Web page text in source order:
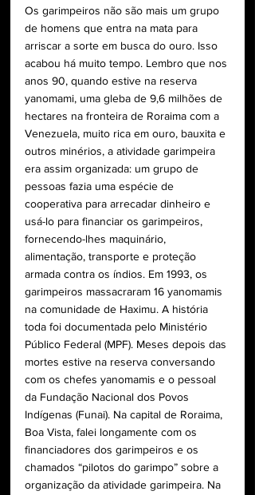
Os garimpeiros não são mais um grupo
de homens que entra na mata para
arriscar a sorte em busca do ouro. Isso
acabou há muito tempo. Lembro que nos
anos 90, quando estive na reserva
yanomami, uma gleba de 9,6 milhões de
hectares na fronteira de Roraima com a
Venezuela, muito rica em ouro, bauxita e
outros minérios, a atividade garimpeira
era assim organizada: um grupo de
pessoas fazia uma espécie de
cooperativa para arrecadar dinheiro e
usá-lo para financiar os garimpeiros,
fornecendo-lhes maquinário,
alimentação, transporte e proteção
armada contra os índios. Em 1993, os
garimpeiros massacraram 16 yanomamis
na comunidade de Haximu. A história
toda foi documentada pelo Ministério
Público Federal (MPF). Meses depois das
mortes estive na reserva conversando
com os chefes yanomamis e o pessoal
da Fundação Nacional dos Povos
Indígenas (Funai). Na capital de Roraima,
Boa Vista, falei longamente com os
financiadores dos garimpeiros e os
chamados “pilotos do garimpo” sobre a
organização da atividade garimpeira. Na